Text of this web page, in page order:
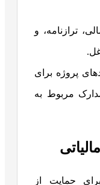
ترازنامه، و
پروژه برای
مربوط به
حمایت از